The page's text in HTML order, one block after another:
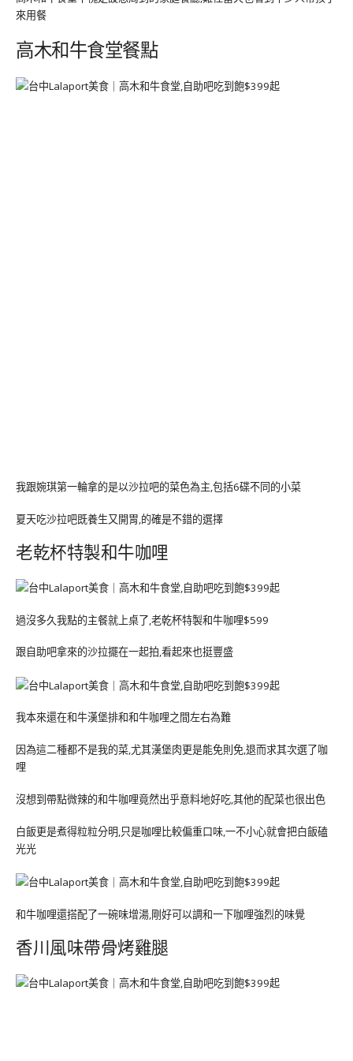
來用餐
高木和牛食堂餐點
我跟婉琪第一輪拿的是以沙拉吧的菜色為主,包括6碟不同的小菜
夏天吃沙拉吧既養生又開胃,的確是不錯的選擇
老乾杯特製和牛咖哩
過沒多久我點的主餐就上桌了,老乾杯特製和牛咖哩$599
跟自助吧拿來的沙拉擺在一起拍,看起來也挺豐盛
我本來還在和牛漢堡排和和牛咖哩之間左右為難
因為這二種都不是我的菜,尤其漢堡肉更是能免則免,退而求其次選了咖
哩
沒想到帶點微辣的和牛咖哩竟然出乎意料地好吃,其他的配菜也很出色
白飯更是煮得粒粒分明,只是咖哩比較偏重口味,一不小心就會把白飯磕
光光
和牛咖哩還搭配了一碗味增湯,剛好可以調和一下咖哩強烈的味覺
香川風味帶骨烤雞腿